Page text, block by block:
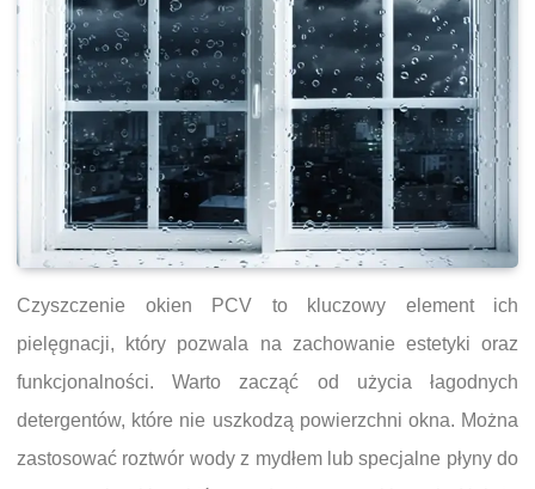
Czyszczenie okien PCV to kluczowy element ich
pielęgnacji, który pozwala na zachowanie estetyki oraz
funkcjonalności. Warto zacząć od użycia łagodnych
detergentów, które nie uszkodzą powierzchni okna. Można
zastosować roztwór wody z mydłem lub specjalne płyny do